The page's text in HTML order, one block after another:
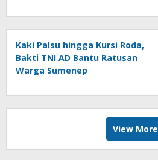
Kaki Palsu hingga Kursi Roda,
Bakti TNI AD Bantu Ratusan
Warga Sumenep
View More